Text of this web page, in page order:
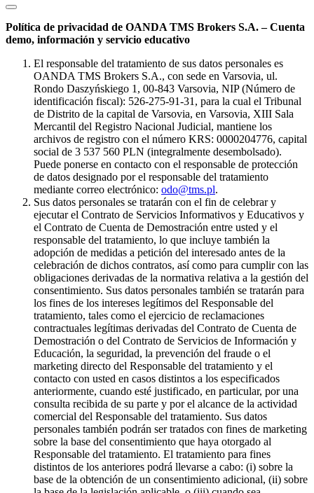
Política de privacidad de OANDA TMS Brokers S.A. – Cuenta
demo, información y servicio educativo
El responsable del tratamiento de sus datos personales es
OANDA TMS Brokers S.A., con sede en Varsovia, ul.
Rondo Daszyńskiego 1, 00-843 Varsovia, NIP (Número de
identificación fiscal): 526-275-91-31, para la cual el Tribunal
de Distrito de la capital de Varsovia, en Varsovia, XIII Sala
Mercantil del Registro Nacional Judicial, mantiene los
archivos de registro con el número KRS: 0000204776, capital
social de 3 537 560 PLN (integralmente desembolsado).
Puede ponerse en contacto con el responsable de protección
de datos designado por el responsable del tratamiento
mediante correo electrónico: odo@tms.pl.
Sus datos personales se tratarán con el fin de celebrar y
ejecutar el Contrato de Servicios Informativos y Educativos y
el Contrato de Cuenta de Demostración entre usted y el
responsable del tratamiento, lo que incluye también la
adopción de medidas a petición del interesado antes de la
celebración de dichos contratos, así como para cumplir con las
obligaciones derivadas de la normativa relativa a la gestión del
consentimiento. Sus datos personales también se tratarán para
los fines de los intereses legítimos del Responsable del
tratamiento, tales como el ejercicio de reclamaciones
contractuales legítimas derivadas del Contrato de Cuenta de
Demostración o del Contrato de Servicios de Información y
Educación, la seguridad, la prevención del fraude o el
marketing directo del Responsable del tratamiento y el
contacto con usted en casos distintos a los especificados
anteriormente, cuando esté justificado, en particular, por una
consulta recibida de su parte y por el alcance de la actividad
comercial del Responsable del tratamiento. Sus datos
personales también podrán ser tratados con fines de marketing
sobre la base del consentimiento que haya otorgado al
Responsable del tratamiento. El tratamiento para fines
distintos de los anteriores podrá llevarse a cabo: (i) sobre la
base de la obtención de un consentimiento adicional, (ii) sobre